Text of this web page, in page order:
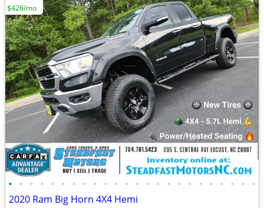
• • • • • • • • • • • • • • • • • • • • • • • •
2020 Ram Big Horn 4X4 Hemi
$426/mo